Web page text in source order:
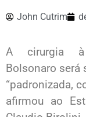
John Cutrim
A cirurgia
Bolsonaro será
“padronizada,
afirmou ao